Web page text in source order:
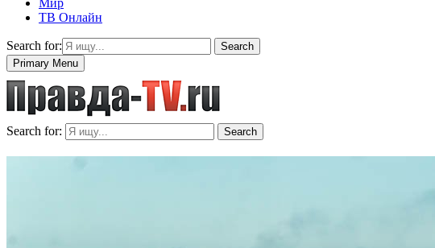
Мир
ТВ Онлайн
Search for:
Search
Primary Menu
Search for: Search